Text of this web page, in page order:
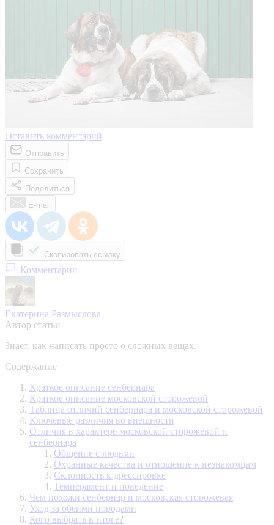
Оставить комментарий
Отправить
Сохранить
Поделиться
E-mail
Скопировать ссылку
Комментарии
Екатерина Размыслова
Автор статьи
Знает, как написать просто о сложных вещах.
Содержание
Краткое описание сенбернара
Краткое описание московской сторожевой
Таблица отличий сенбернара и московской сторожевой
Ключевые различия во внешности
Отличия в характере московской сторожевой и
сенбернара
Общение с людьми
Охранные качества и отношение к незнакомцам
Склонность к дрессировке
Темперамент и поведение
Чем похожи сенбернар и московская сторожевая
Уход за обеими породами
Кого выбрать в итоге?